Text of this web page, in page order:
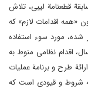
قطعنامة لیبی، تلاش
«همه اقدامات لازم» که
شده، مورد سوء استفاده
اقدام نظامی منوط به
طرح و برنامة عملیات
شروط و قیودی است که